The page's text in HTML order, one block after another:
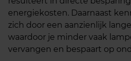
energiekosten. Daarnaast
zich door een aanzienlijk
waardoor je minder vaak
vervangen en bespaart op